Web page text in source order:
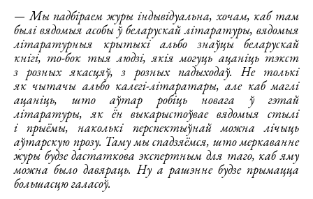
— Мы падбіраем журы індывідуальна, хочам, каб там
былі вядомыя асобы ў беларускай літаратуры, вядомыя
літаратурныя крытыкі альбо знаўцы беларускай
кнігі, то-бок тыя людзі, якія могуць ацаніць тэкст
з розных якасцяў, з розных падыходаў. Не толькі
як чытачы альбо калегі-літаратары, але каб маглі
ацаніць, што аўтар робіць новага ў гэтай
літаратуры, як ён выкарыстоўвае вядомыя стылі
і прыёмы, наколькі перспектыўнай можна лічыць
аўтарскую прозу. Таму мы спадзяёмся, што меркаванне
журы будзе дастаткова экспертным для таго, каб яму
можна было давяраць. Ну а рашэнне будзе прымацца
большасцю галасоў.